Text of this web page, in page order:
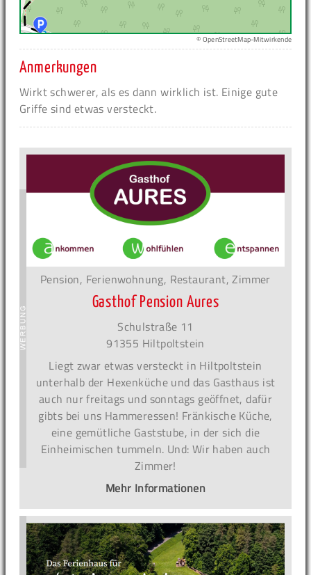
© OpenStreetMap-Mitwirkende
Anmerkungen
Wirkt schwerer, als es dann wirklich ist. Einige gute
Griffe sind etwas versteckt.
Pension, Ferienwohnung, Restaurant, Zimmer
Gasthof Pension Aures
Schulstraße 11
91355 Hiltpoltstein
Liegt zwar etwas versteckt in Hiltpoltstein
unterhalb der Hexenküche und das Gasthaus ist
auch nur freitags und sonntags geöffnet, dafür
gibts bei uns Hammeressen! Fränkische Küche,
eine gemütliche Gaststube, in der sich die
Einheimischen tummeln. Und: Wir haben auch
Zimmer!
Mehr Informationen